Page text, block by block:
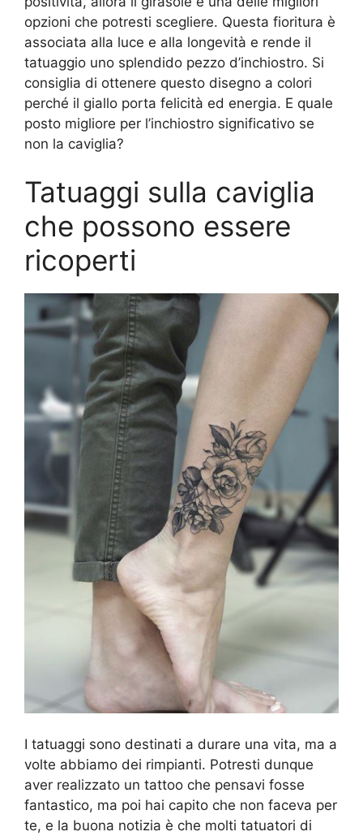
opzioni che potresti scegliere. Questa fioritura è
associata alla luce e alla longevità e rende il
tatuaggio uno splendido pezzo d’inchiostro. Si
consiglia di ottenere questo disegno a colori
perché il giallo porta felicità ed energia. E quale
posto migliore per l’inchiostro significativo se
non la caviglia?
Tatuaggi sulla caviglia
che possono essere
ricoperti
I tatuaggi sono destinati a durare una vita, ma a
volte abbiamo dei rimpianti. Potresti dunque
aver realizzato un tattoo che pensavi fosse
fantastico, ma poi hai capito che non faceva per
te, e la buona notizia è che molti tatuatori di